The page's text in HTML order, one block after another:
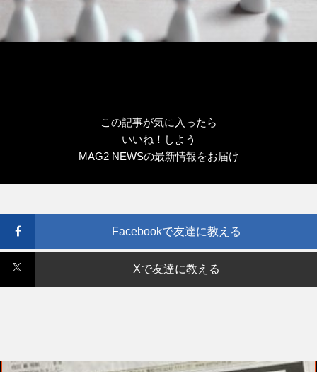
この記事が気に入ったら
いいね！しよう
MAG2 NEWSの最新情報をお届け
Facebookで友達に教える
Xで友達に教える